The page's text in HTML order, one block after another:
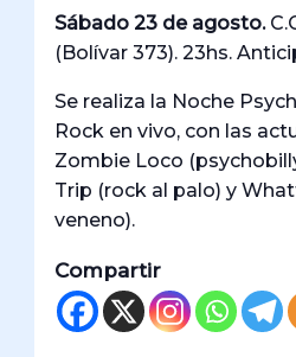
Sábado 23 de agosto.
(Bolívar 373). 23hs.
Se realiza la Noche
Rock en vivo, con las
Zombie Loco
Trip (rock al palo) y
veneno).
Compartir